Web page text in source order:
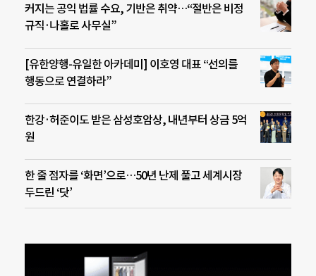
커지는 공익 법률 수요, 기반은 취약…“절반은 비정
규직·나홀로 사무실”
[유한양행-유일한 아카데미] 이호영 대표 “선의를
행동으로 연결하라”
한강·허준이도 받은 삼성호암상, 내년부터 상금 5억
원
한 줄 점자를 ‘화면’으로…50년 난제 풀고 세계시장
두드린 ‘닷’